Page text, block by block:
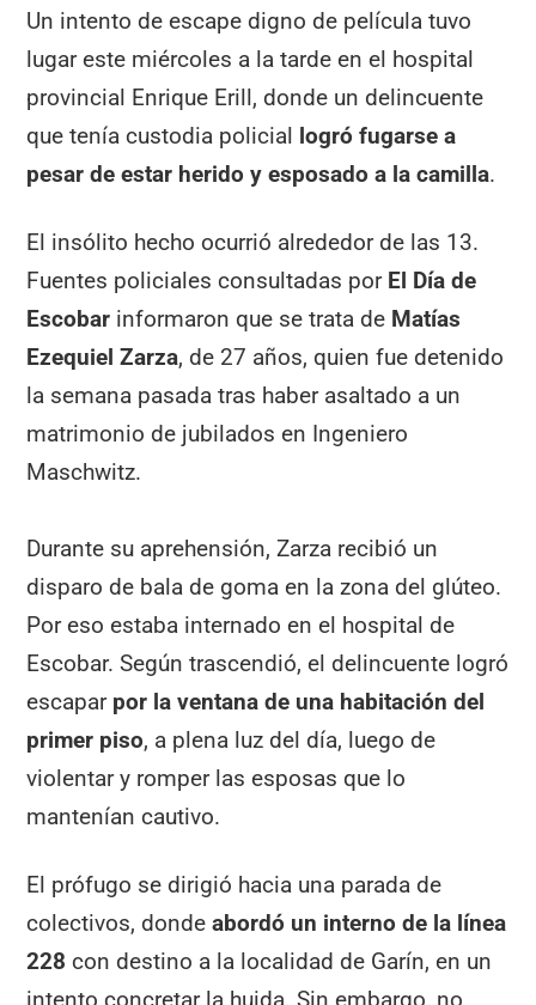
Un intento de escape digno de película tuvo
lugar este miércoles a la tarde en el hospital
provincial Enrique Erill, donde un delincuente
que tenía custodia policial logró fugarse a
pesar de estar herido y esposado a la camilla.
El insólito hecho ocurrió alrededor de las 13.
Fuentes policiales consultadas por El Día de
Escobar informaron que se trata de Matías
Ezequiel Zarza, de 27 años, quien fue detenido
la semana pasada tras haber asaltado a un
matrimonio de jubilados en Ingeniero
Maschwitz.
Durante su aprehensión, Zarza recibió un
disparo de bala de goma en la zona del glúteo.
Por eso estaba internado en el hospital de
Escobar. Según trascendió, el delincuente logró
escapar por la ventana de una habitación del
primer piso, a plena luz del día, luego de
violentar y romper las esposas que lo
mantenían cautivo.
El prófugo se dirigió hacia una parada de
colectivos, dondeabordó un interno de la línea
228 con destino a la localidad de Garín, en un